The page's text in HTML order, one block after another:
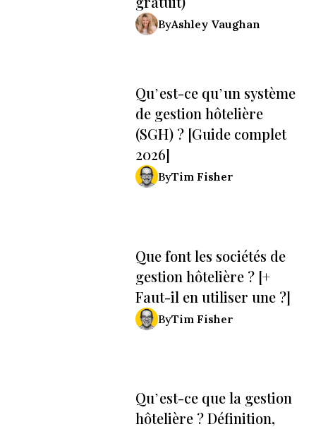
ByAshley Vaughan
Qu’est-ce qu’un système
de gestion hôtelière
(SGH) ? [Guide complet
2026]
ByTim Fisher
Que font les sociétés de
gestion hôtelière ? [+
Faut-il en utiliser une ?]
ByTim Fisher
Qu’est-ce que la gestion
hôtelière ? Définition,